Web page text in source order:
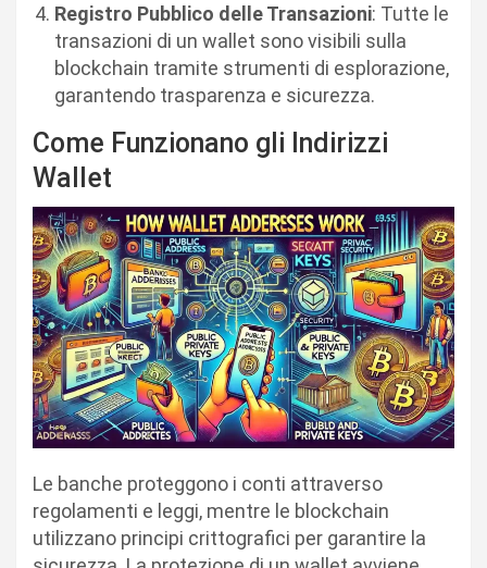
Registro Pubblico delle Transazioni: Tutte le
transazioni di un wallet sono visibili sulla
blockchain tramite strumenti di esplorazione,
garantendo trasparenza e sicurezza.
Come Funzionano gli Indirizzi
Wallet
Le banche proteggono i conti attraverso
regolamenti e leggi, mentre le blockchain
utilizzano principi crittografici per garantire la